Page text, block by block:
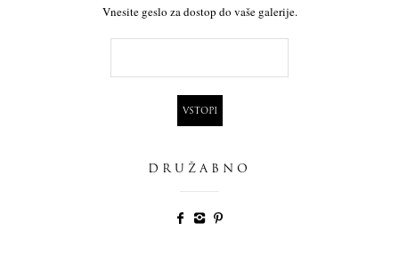
Vnesite geslo za dostop do vaše galerije.
DRUŽABNO